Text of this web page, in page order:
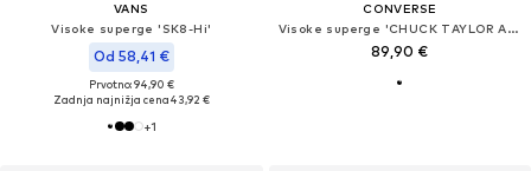
VANS
Visoke superge 'SK8-Hi'
Od 58,41 €
Prvotno: 94,90 €
Zadnja najnižja cena43,92 €
+1
CONVERSE
Visoke superge 'CHUCK TAYLOR ALL STAR LIFT PLATFORM WIDE WIDTH'
89,90 €